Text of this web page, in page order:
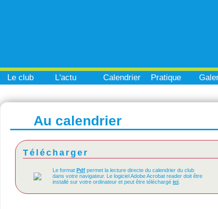
Le club L'actu Calendrier Pratique
Au calendrier
Télécharger
Le format Pdf permet la lecture directe du calendrier du club
dans votre navigateur. Le logiciel Adobe Acrobat reader doit être
installé sur votre ordinateur et peut être téléchargé ici